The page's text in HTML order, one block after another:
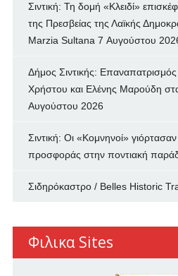
Σιντική: Τη δομή «Κλειδί»
της Πρεσβείας της Λαϊκής
Marzia Sultana 7 Αυγούστου
Δήμος Σιντικής:
Χρήστου και Ελένης Μαρούδη
Αυγούστου 2026
Σιντική: Οι «Κομνηνοί»
προσφοράς στην ποντιακή
Σιδηρόκαστρο / Belles Historic
Φιλικα Sites